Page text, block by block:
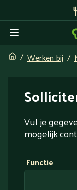
Werken bij
Vul je
mogelijk
Functie